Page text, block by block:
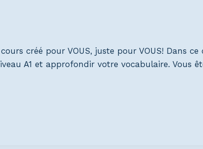
créé pour VOUS, juste pour VOUS! Dans ce
A1 et approfondir votre vocabulaire. Vous